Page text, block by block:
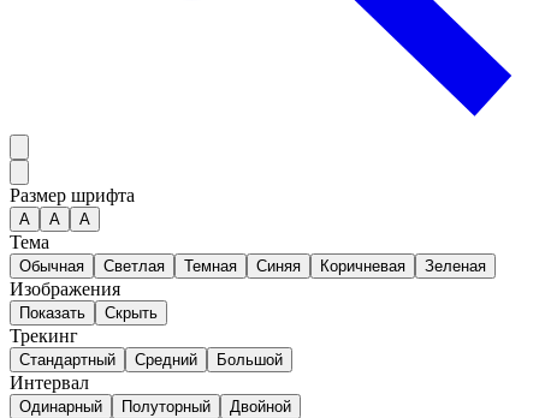
Размер шрифта
А A A
Тема
Обычная Светлая Темная Синяя Коричневая Зеленая
Изображения
Показать Скрыть
Трекинг
Стандартный Средний Большой
Интервал
Одинарный Полуторный Двойной